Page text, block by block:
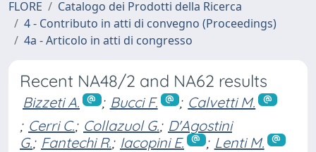
FLORE
Catalogo dei Prodotti della Ricerca
4 - Contributo in atti di convegno (Proceedings)
4a - Articolo in atti di congresso
Recent NA48/2 and NA62 results
Bizzeti A. ; Bucci F. ; Calvetti M.
; Cerri C.; Collazuol G.; D'Agostini
G.; Fantechi R.; Iacopini E. ; Lenti M.